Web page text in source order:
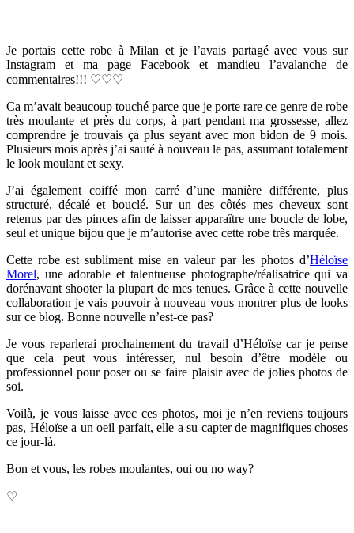
Je portais cette robe à Milan et je l’avais partagé avec vous sur
Instagram et ma page Facebook et mandieu l’avalanche de
commentaires!!! ♡♡♡
Ca m’avait beaucoup touché parce que je porte rare ce genre de robe
très moulante et près du corps, à part pendant ma grossesse, allez
comprendre je trouvais ça plus seyant avec mon bidon de 9 mois.
Plusieurs mois après j’ai sauté à nouveau le pas, assumant totalement
le look moulant et sexy.
J’ai également coiffé mon carré d’une manière différente, plus
structuré, décalé et bouclé. Sur un des côtés mes cheveux sont
retenus par des pinces afin de laisser apparaître une boucle de lobe,
seul et unique bijou que je m’autorise avec cette robe très marquée.
Cette robe est subliment mise en valeur par les photos d’Héloïse
Morel, une adorable et talentueuse photographe/réalisatrice qui va
dorénavant shooter la plupart de mes tenues. Grâce à cette nouvelle
collaboration je vais pouvoir à nouveau vous montrer plus de looks
sur ce blog. Bonne nouvelle n’est-ce pas?
Je vous reparlerai prochainement du travail d’Héloïse car je pense
que cela peut vous intéresser, nul besoin d’être modèle ou
professionnel pour poser ou se faire plaisir avec de jolies photos de
soi.
Voilà, je vous laisse avec ces photos, moi je n’en reviens toujours
pas, Héloïse a un oeil parfait, elle a su capter de magnifiques choses
ce jour-là.
Bon et vous, les robes moulantes, oui ou no way?
♡